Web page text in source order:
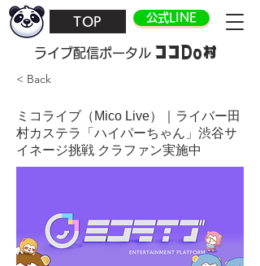
TOP 公式LINE
​ライブ配信ポータル ココDo村
< Back
ミコライブ（Mico Live）｜ライバー田
村カステラ「ハイパーちゃん」渋谷サ
イネージ挑戦 クラファン実施中